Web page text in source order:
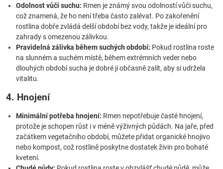
Odolnost vůči suchu: Rmen je známý svou odolností vůči suchu,
což znamená, že ho není třeba často zalévat. Po zakořenění
rostlina dobře zvládá delší období bez vody, takže je ideální pro
zahrady s omezenou zálivkou.
Pravidelná zálivka během suchých období: Pokud rostlina roste
na slunném a suchém místě, během extrémních veder nebo
dlouhých období sucha je dobré ji občasně zalít, aby si udržela
vitalitu.
4. Hnojení
Minimální potřeba hnojení: Rmen nepotřebuje časté hnojení,
protože je schopen růst i v méně výživných půdách. Na jaře, před
začátkem vegetačního období, můžete přidat organické hnojivo
nebo kompost, což rostlině poskytne dostatek živin pro bohaté
kvetení.